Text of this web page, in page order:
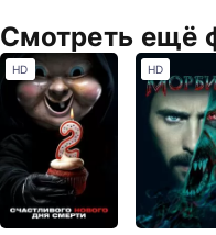
Смотреть ещё
HD HD